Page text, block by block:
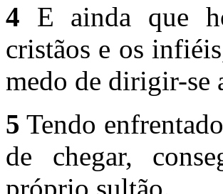
4 E ainda que
cristãos e os
medo de dirigir-se
5 Tendo
de chegar,
próprio sultão.